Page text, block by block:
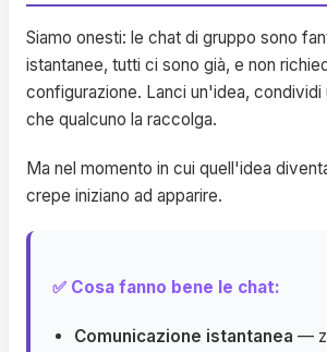
Siamo onesti: le chat di gruppo sono
istantanee, tutti ci sono già, e non
configurazione. Lanci un'idea, condividi
che qualcuno la raccolga.
Ma nel momento in cui quell'idea
crepe iniziano ad apparire.
✅ Cosa fanno bene le chat:
Comunicazione istantanea —